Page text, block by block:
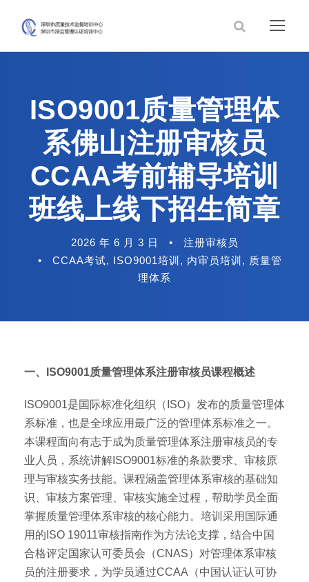
ISO9001质量管理体
系佛山注册审核员
CCAA考前辅导培训
班线上线下招生简章
2026 年 6 月 3 日 •
注册审核员
•
CCAA考试, ISO9001培训 , 内审员培训 , 质量管
理体系
一、ISO9001质量管理体系注册审核员课程概述
ISO9001是国际标准化组织（ISO）发布的质量管理体
系标准，也是全球应用最广泛的管理体系标准之一。
本课程面向有志于成为质量管理体系注册审核员的专
业人员，系统讲解ISO9001标准的条款要求、审核原
理与审核实务技能。课程涵盖管理体系审核的基础知
识、审核方案管理、审核实施全过程，帮助学员全面
掌握质量管理体系审核的核心能力。培训采用国际通
用的ISO 19011审核指南作为方法论支撑，结合中国
合格评定国家认可委员会（CNAS）对管理体系审核
员的注册要求，为学员通过CCAA（中国认证认可协